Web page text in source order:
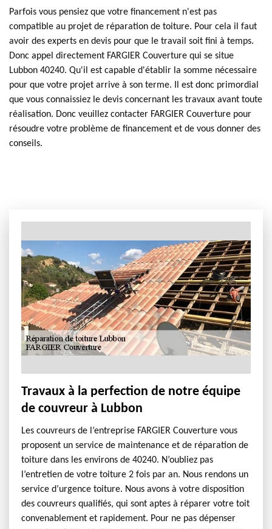
Parfois vous pensiez que votre financement n'est pas
compatible au projet de réparation de toiture. Pour cela il faut
avoir des experts en devis pour que le travail soit fini à temps.
Donc appel directement FARGIER Couverture qui se situe
Lubbon 40240. Qu'il est capable d'établir la somme nécessaire
pour que votre projet arrive à son terme. Il est donc primordial
que vous connaissiez le devis concernant les travaux avant toute
réalisation. Donc veuillez contacter FARGIER Couverture pour
résoudre votre problème de financement et de vous donner des
conseils.
Travaux à la perfection de notre équipe
de couvreur à Lubbon
Les couvreurs de l’entreprise FARGIER Couverture vous
proposent un service de maintenance et de réparation de
toiture dans les environs de 40240. N’oubliez pas
l’entretien de votre toiture 2 fois par an. Nous rendons un
service d’urgence toiture. Nous avons à votre disposition
des couvreurs qualifiés, qui sont aptes à réparer votre toit
convenablement et rapidement. Pour ne pas dépenser